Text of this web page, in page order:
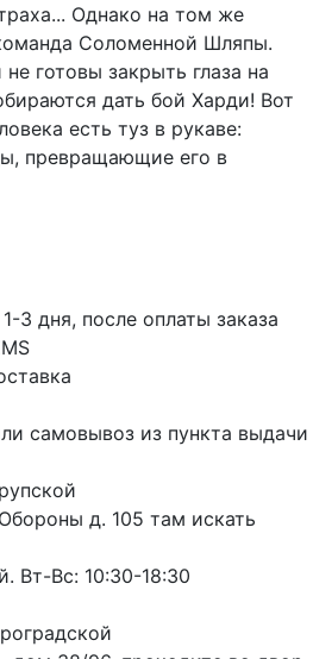
Однако на том же
Соломенной Шляпы.
готовы закрыть глаза на
дать бой Харди! Вот
есть туз в рукаве:
превращающие его в
3 дня, после оплаты заказа
самовывоз из пункта выдачи
д. 105 там искать
Вт-Вс: 10:30-18:30